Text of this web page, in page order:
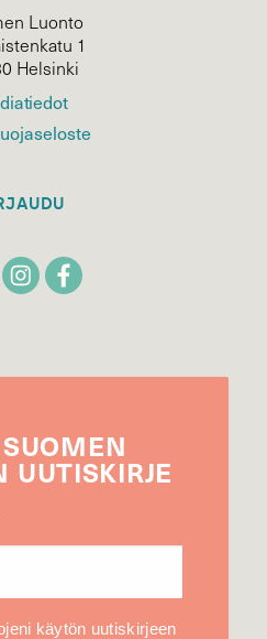
Luonto
1
Helsinki
SUOMEN
UUTIS­KIRJE
käytön uutiskirjeen